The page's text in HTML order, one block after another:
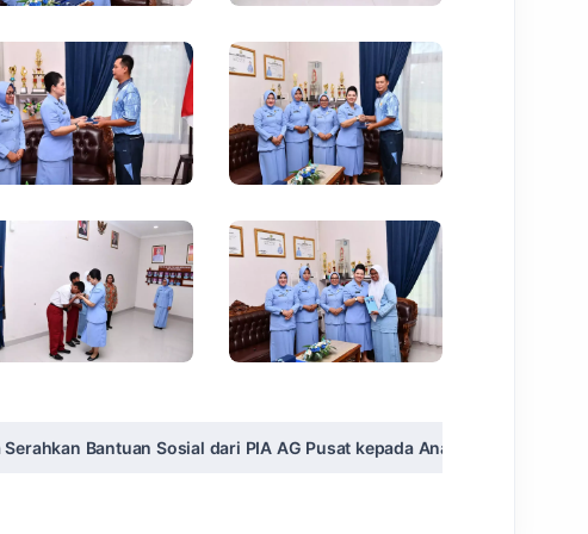
Serahkan Bantuan Sosial dari PIA AG Pusat kepada Anak Yatim dan